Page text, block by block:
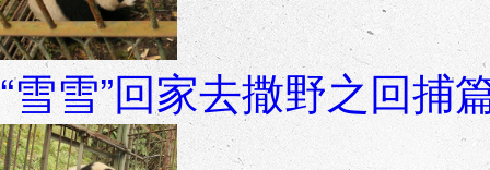
“雪雪”回家去撒野之回捕